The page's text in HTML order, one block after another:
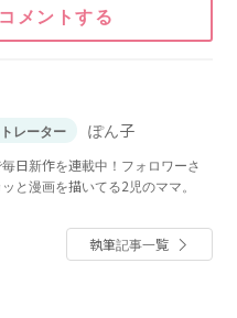
メントする
レーター ぽん子
日新作を連載中！フォロワーさ
と漫画を描いてる2児のママ。
執筆記事一覧